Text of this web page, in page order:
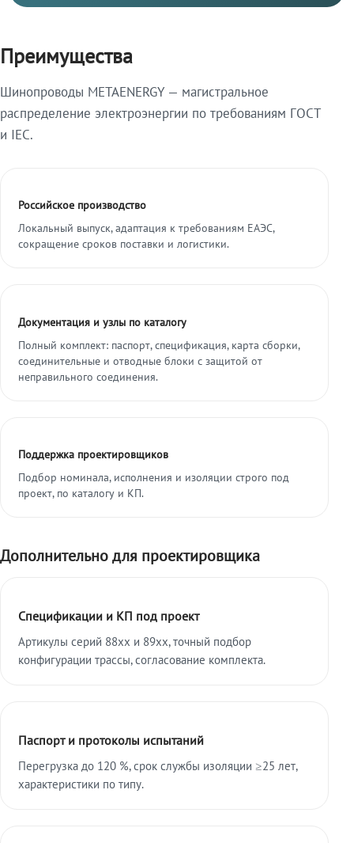
Преимущества
Шинопроводы METAENERGY — магистральное
распределение электроэнергии по требованиям ГОСТ
и IEC.
Российское производство
Локальный выпуск, адаптация к требованиям ЕАЭС,
сокращение сроков поставки и логистики.
Документация и узлы по каталогу
Полный комплект: паспорт, спецификация, карта сборки,
соединительные и отводные блоки с защитой от
неправильного соединения.
Поддержка проектировщиков
Подбор номинала, исполнения и изоляции строго под
проект, по каталогу и КП.
Дополнительно для проектировщика
Спецификации и КП под проект
Артикулы серий 88xx и 89xx, точный подбор
конфигурации трассы, согласование комплекта.
Паспорт и протоколы испытаний
Перегрузка до 120 %, срок службы изоляции ≥25 лет,
характеристики по типу.